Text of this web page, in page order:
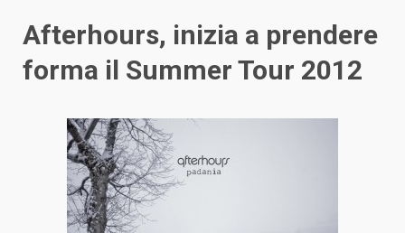
Afterhours, inizia a prendere
forma il Summer Tour 2012